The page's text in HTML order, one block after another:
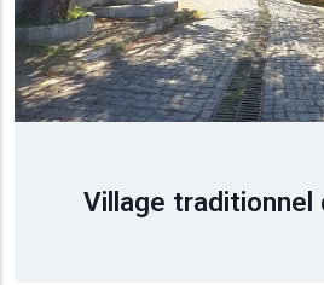
Village traditionnel